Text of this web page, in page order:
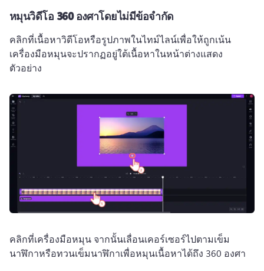
หมุนวิดีโอ 360 องศาโดยไม่มีข้อจำกัด
คลิกที่เนื้อหาวิดีโอหรือรูปภาพในไทม์ไลน์เพื่อให้ถูกเน้น
เครื่องมือหมุนจะปรากฏอยู่ใต้เนื้อหาในหน้าต่างแสดง
ตัวอย่าง
คลิกที่เครื่องมือหมุน จากนั้นเลื่อนเคอร์เซอร์ไปตามเข็ม
นาฬิกาหรือทวนเข็มนาฬิกาเพื่อหมุนเนื้อหาได้ถึง 360 องศา